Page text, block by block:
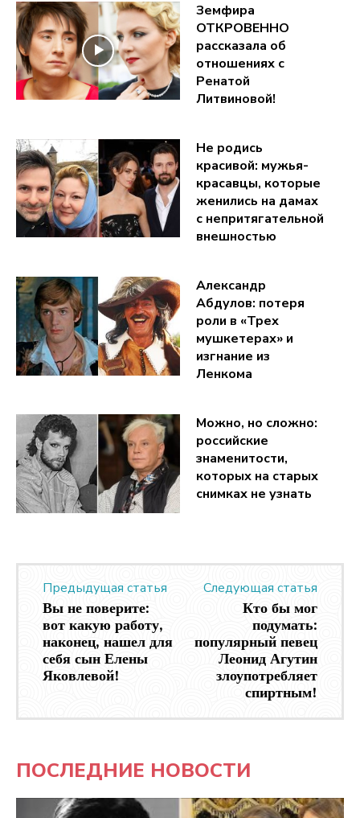
Земфира
ОТКРОВЕННО
рассказала об
отношениях с
Ренатой
Литвиновой!
Не родись
красивой: мужья-
красавцы, которые
женились на дамах
с непритягательной
внешностью
Александр
Абдулов: потеря
роли в «Трех
мушкетерах» и
изгнание из
Ленкома
Можно, но сложно:
российские
знаменитости,
которых на старых
снимках не узнать
Предыдущая статья
Вы не поверите:
вот какую работу,
наконец, нашел для
себя сын Елены
Яковлевой!
Следующая статья
Кто бы мог
подумать:
популярный певец
Леонид Агутин
злоупотребляет
спиртным!
ПОСЛЕДНИЕ НОВОСТИ